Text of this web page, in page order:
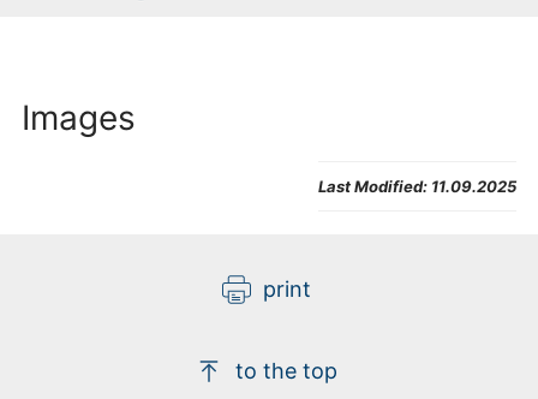
Images
Last Modified: 11.09.2025
print
to the top